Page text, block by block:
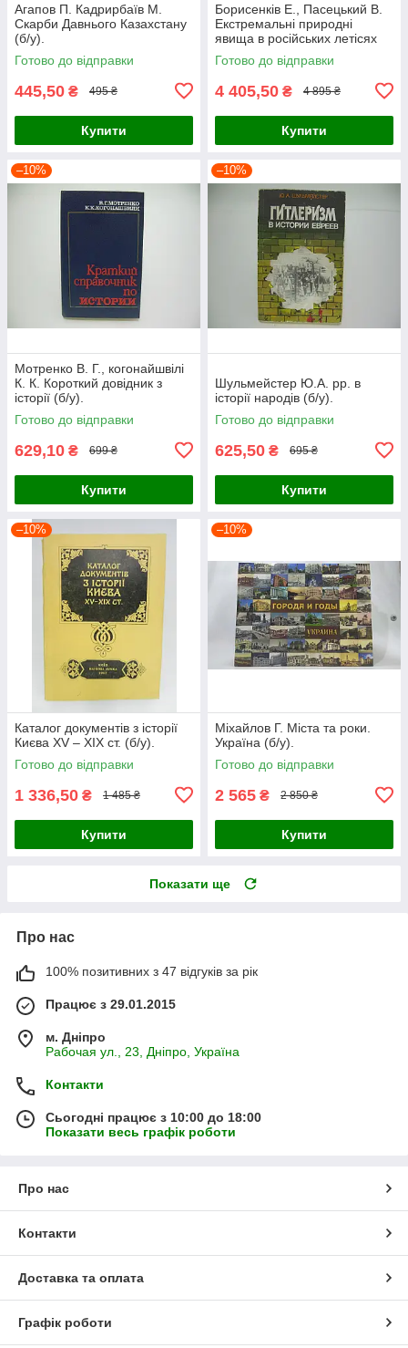
Агапов П. Кадрирбаїв М.
Скарби Давнього Казахстану
(б/у).
Готово до відправки
445,50 ₴ 495 ₴
Купити
Борисенків Е., Пасецький В.
Екстремальні природні
явища в російських летісях
XI-XVII вв. (б/у).
Готово до відправки
4 405,50 ₴ 4 895 ₴
Купити
–10%
Мотренко В. Г., когонайшвілі
К. К. Короткий довідник з
історії (б/у).
Готово до відправки
629,10 ₴ 699 ₴
Купити
–10%
Шульмейстер Ю.А. рр. в
історії народів (б/у).
Готово до відправки
625,50 ₴ 695 ₴
Купити
–10%
Каталог документів з історії
Києва XV – XIX ст. (б/у).
Готово до відправки
1 336,50 ₴ 1 485 ₴
Купити
–10%
Міхайлов Г. Міста та роки.
Україна (б/у).
Готово до відправки
2 565 ₴ 2 850 ₴
Купити
Показати ще
Про нас
100% позитивних з 47 відгуків за рік
Працює з 29.01.2015
м. Дніпро
Рабочая ул., 23, Дніпро, Україна
Контакти
Сьогодні працює з 10:00 до 18:00
Показати весь графік роботи
Про нас
Контакти
Доставка та оплата
Графік роботи